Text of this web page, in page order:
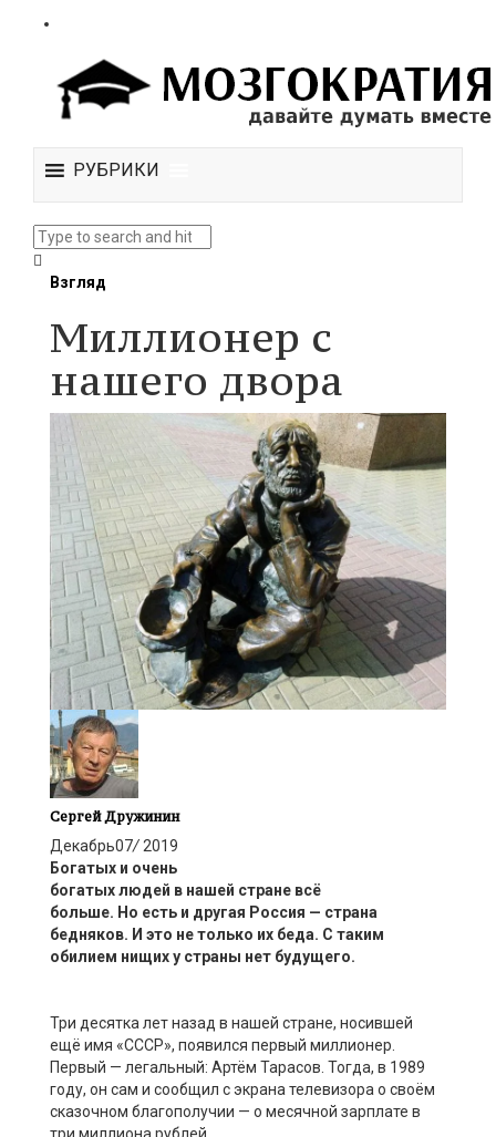
РУБРИКИ
Взгляд
Миллионер с
нашего двора
Сергей Дружинин
Декабрь07/ 2019
Богатых и очень
богатыхлюдей в нашей стране всё
больше. Но есть и другая Россия — страна
бедняков. И это не только их беда. С таким
обилием нищих у страны нет будущего.
Три десятка лет назад в нашей стране, носившей
ещё имя «СССР», появился первый миллионер.
Первый — легальный: Артём Тарасов Тогда, в 1989
году, он сам и сообщил с экрана телевизора о своём
сказочном благополучии — о месячной зарплате в
три миллиона рублей.